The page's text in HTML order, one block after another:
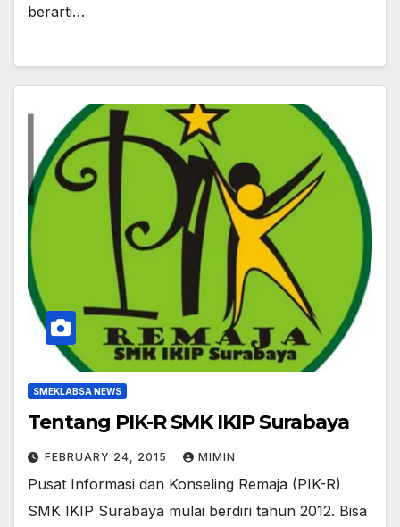
berarti…
SMEKLABSA NEWS
Tentang PIK-R SMK IKIP Surabaya
FEBRUARY 24, 2015 MIMIN
Pusat Informasi dan Konseling Remaja (PIK-R)
SMK IKIP Surabaya mulai berdiri tahun 2012. Bisa